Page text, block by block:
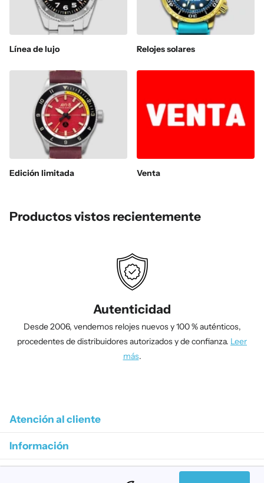
Línea de lujo Relojes solares
Edición limitada Venta
Productos vistos recientemente
Autenticidad
Desde 2006, vendemos relojes nuevos y 100 % auténticos,
procedentes de distribuidores autorizados y de confianza. Leer
más.
Atención al cliente
Información